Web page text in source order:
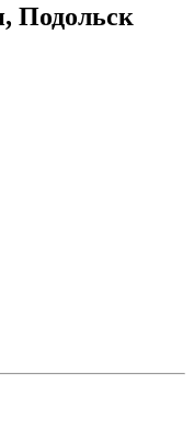
Подольск